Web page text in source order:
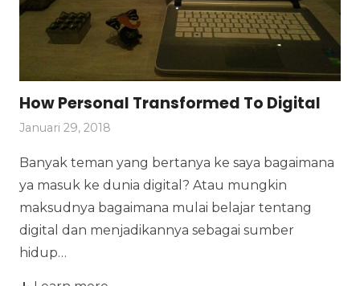
How Personal Transformed To Digital
Januari 29, 2018
Banyak teman yang bertanya ke saya bagaimana
ya masuk ke dunia digital? Atau mungkin
maksudnya bagaimana mulai belajar tentang
digital dan menjadikannya sebagai sumber
hidup…